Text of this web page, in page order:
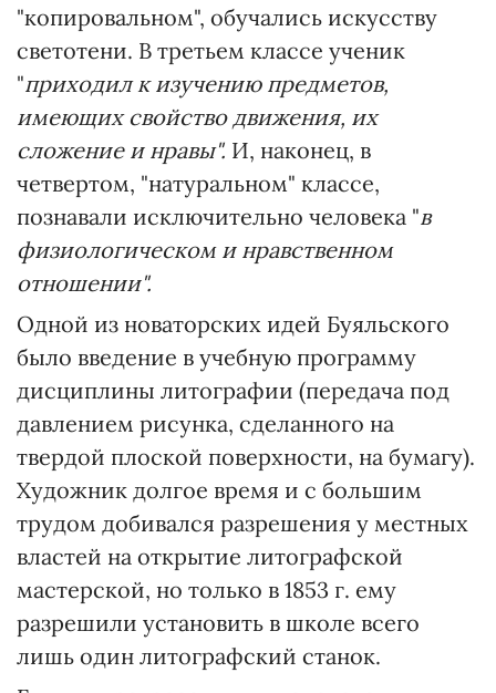
"копировальном", обучались искусству
светотени. В третьем классе ученик
"приходил к изучению предметов,
имеющих свойство движения, их
сложение и нравы". И, наконец, в
четвертом, "натуральном" классе,
познавали исключительно человека "в
физиологическом и нравственном
отношении".
Одной из новаторских идей Буяльского
было введение в учебную программу
дисциплины литографии (передача под
давлением рисунка, сделанного на
твердой плоской поверхности, на бумагу).
Художник долгое время и с большим
трудом добивался разрешения у местных
властей на открытие литографской
мастерской, но только в 1853 г. ему
разрешили установить в школе всего
лишь один литографский станок.